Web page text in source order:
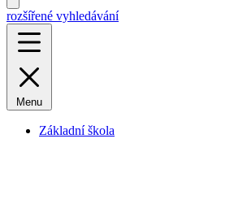
rozšířené vyhledávání
Menu
Základní škola